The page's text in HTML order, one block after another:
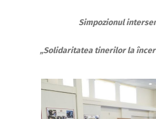
Simpozionul
„Solidaritatea tinerilor la